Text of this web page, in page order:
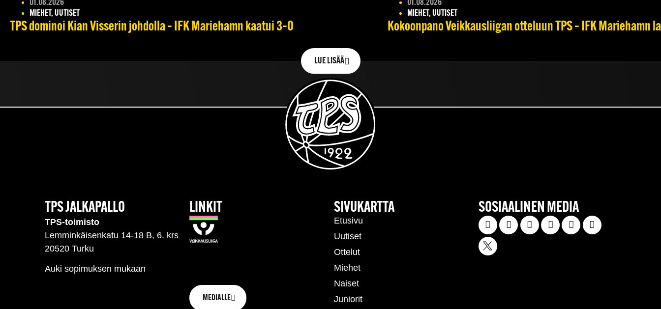
01.08.2026
MIEHET, UUTISET
TPS dominoi Kian Visserin johdolla – IFK Mariehamn kaatui 3–0
LUE LISÄÄ
01.08.2026
MIEHET, UUTISET
Kokoonpano Veikkausliigan otteluun TPS – IFK Mariehamn
TPS JALKAPALLO
TPS-toimisto
Lemminkäisenkatu 14-18 B, 6. krs
20520 Turku
Auki sopimuksen mukaan
LINKIT
MEDIALLE
SIVUKARTTA
Etusivu
Uutiset
Ottelut
Miehet
Naiset
Juniorit
SOSIAALINEN MEDIA